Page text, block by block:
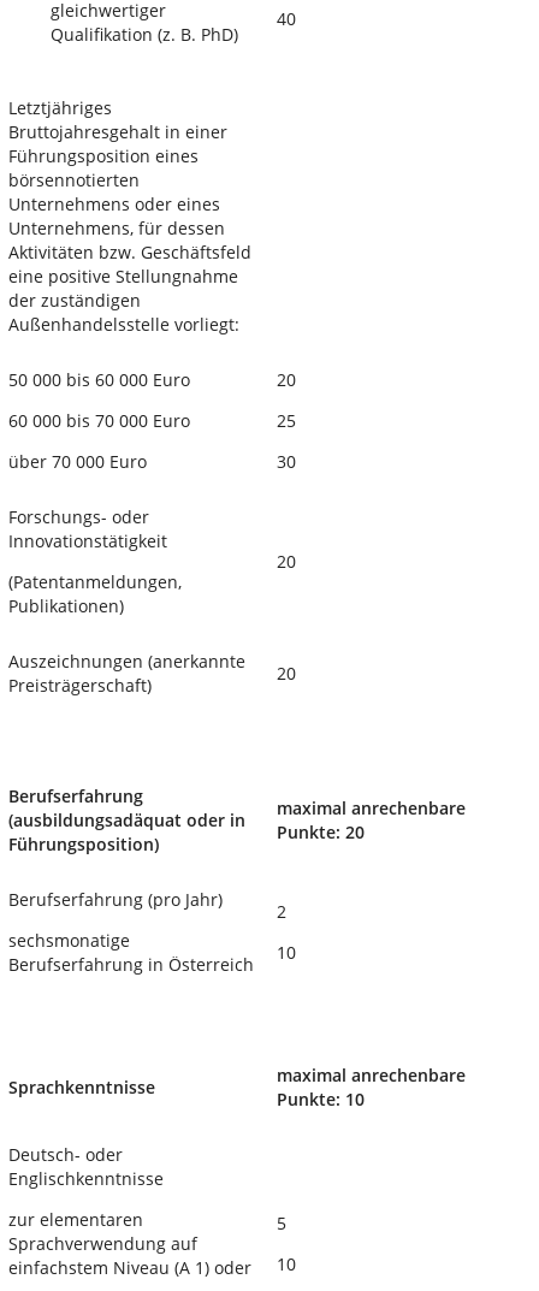
gleichwertiger
Qualifikation (z. B. PhD)
40
Letztjähriges
Bruttojahresgehalt in einer
Führungsposition eines
börsennotierten
Unternehmens oder eines
Unternehmens, für dessen
Aktivitäten bzw. Geschäftsfeld
eine positive Stellungnahme
der zuständigen
Außenhandelsstelle vorliegt:
50 000 bis 60 000 Euro
60 000 bis 70 000 Euro
über 70 000 Euro
20
25
30
Forschungs- oder
Innovationstätigkeit
(Patentanmeldungen,
Publikationen)
20
Auszeichnungen (anerkannte
Preisträgerschaft)
20
Berufserfahrung
(ausbildungsadäquat oder in
Führungsposition)
maximal anrechenbare
Punkte: 20
Berufserfahrung (pro Jahr)
sechsmonatige
Berufserfahrung in Österreich
2
10
Sprachkenntnisse
maximal anrechenbare
Punkte: 10
Deutsch- oder
Englischkenntnisse
zur elementaren
Sprachverwendung auf
einfachstem Niveau (A 1) oder
5
10